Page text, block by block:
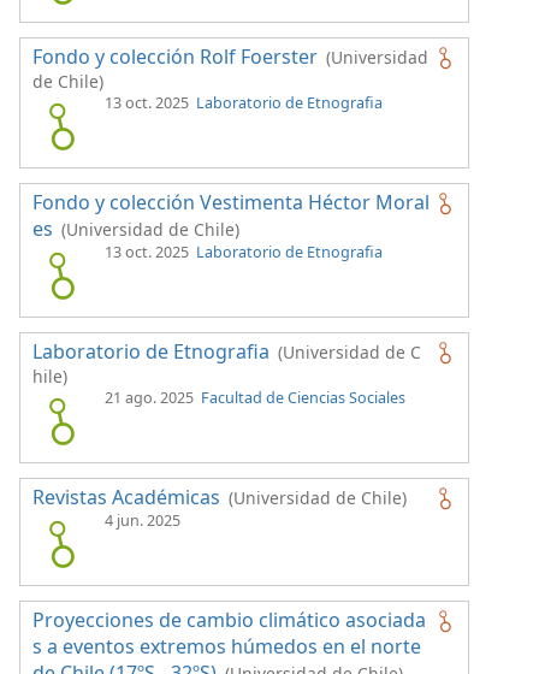
Fondo y colección Rolf Foerster (Universidad
de Chile)
13 oct. 2025 Laboratorio de Etnografia
Fondo y colección Vestimenta Héctor Moral
es (Universidad de Chile)
13 oct. 2025 Laboratorio de Etnografia
Laboratorio de Etnografia (Universidad de C
hile)
21 ago. 2025 Facultad de Ciencias Sociales
Revistas Académicas (Universidad de Chile)
4 jun. 2025
Proyecciones de cambio climático asociada
s a eventos extremos húmedos en el norte